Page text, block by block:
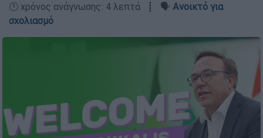
🕛 χρόνος ανάγνωσης: 4 λεπτά ┋ 🗣️ Ανοικτό για
σχολιασμό